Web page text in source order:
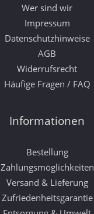
Wer sind wir
Impressum
Datenschutzhinweise
AGB
Widerrufsrecht
Häufige Fragen / FAQ
Informationen
Bestellung
Zahlungsmöglichkeiten
Versand & Lieferung
Zufriedenheitsgarantie